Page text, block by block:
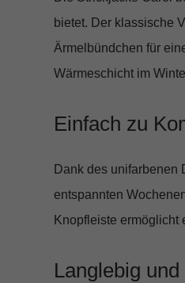
bietet. Der klassische
Ärmelbündchen für
Wärmeschicht im
Einfach zu
Dank des unifarbenen
entspannten
Knopfleiste ermöglicht
Langlebig